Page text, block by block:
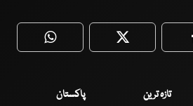
WhatsApp Twitter
تازہ ترین
پاکستان